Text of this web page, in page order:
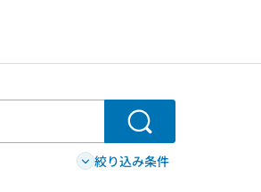
検索
絞り込み条件